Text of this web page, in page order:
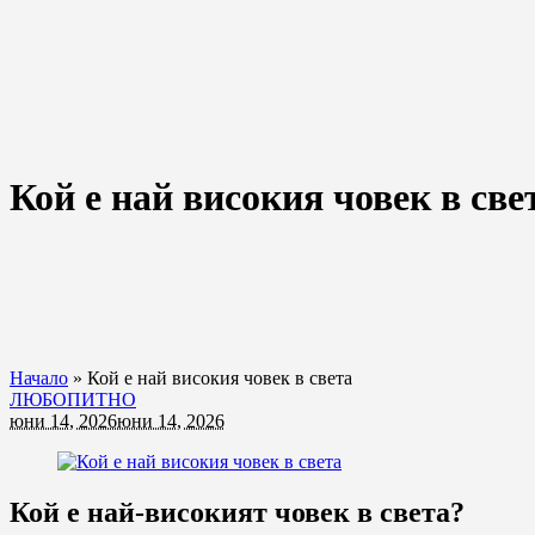
Кой е най високия човек в
Начало » Кой е най високия човек в света
ЛЮБОПИТНО
юни 14, 2026юни 14, 2026
Кой е най-високият човек в света?